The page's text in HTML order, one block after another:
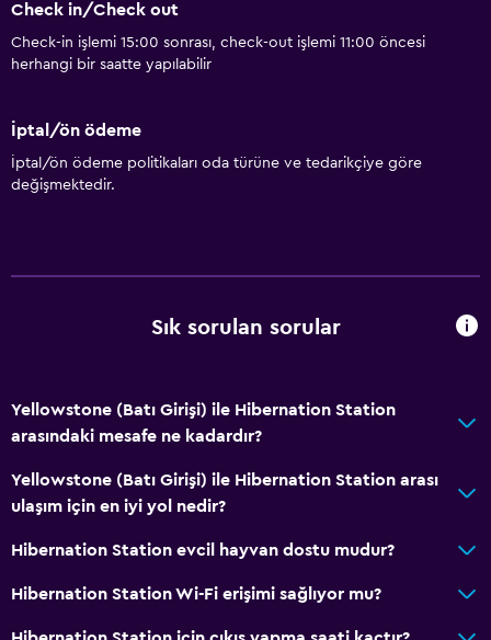
Check in/Check out
Check-in işlemi 15:00 sonrası, check-out işlemi 11:00 öncesi
herhangi bir saatte yapılabilir
İptal/ön ödeme
İptal/ön ödeme politikaları oda türüne ve tedarikçiye göre
değişmektedir.
Sık sorulan sorular
Yellowstone (Batı Girişi) ile Hibernation Station
arasındaki mesafe ne kadardır?
Yellowstone (Batı Girişi) ile Hibernation Station arası
ulaşım için en iyi yol nedir?
Hibernation Station evcil hayvan dostu mudur?
Hibernation Station Wi-Fi erişimi sağlıyor mu?